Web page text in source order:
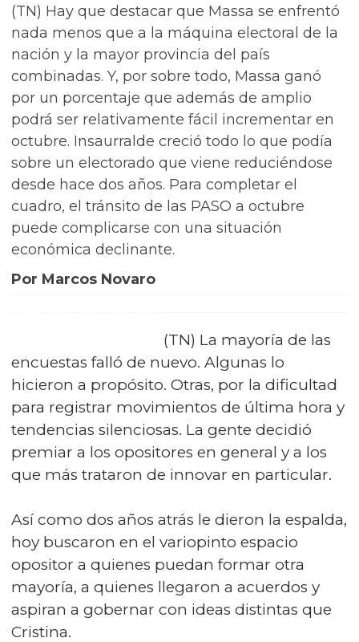
(TN) Hay que destacar que Massa se enfrentó
nada menos que a la máquina electoral de la
nación y la mayor provincia del país
combinadas. Y, por sobre todo, Massa ganó
por un porcentaje que además de amplio
podrá ser relativamente fácil incrementar en
octubre. Insaurralde creció todo lo que podía
sobre un electorado que viene reduciéndose
desde hace dos años. Para completar el
cuadro, el tránsito de las PASO a octubre
puede complicarse con una situación
económica declinante.
Por Marcos Novaro
(TN) La mayoría de las
encuestas falló de nuevo. Algunas lo
hicieron a propósito. Otras, por la dificultad
para registrar movimientos de última hora y
tendencias silenciosas. La gente decidió
premiar a los opositores en general y a los
que más trataron de innovar en particular.
Así como dos años atrás le dieron la espalda,
hoy buscaron en el variopinto espacio
opositor a quienes puedan formar otra
mayoría, a quienes llegaron a acuerdos y
aspiran a gobernar con ideas distintas que
Cristina.